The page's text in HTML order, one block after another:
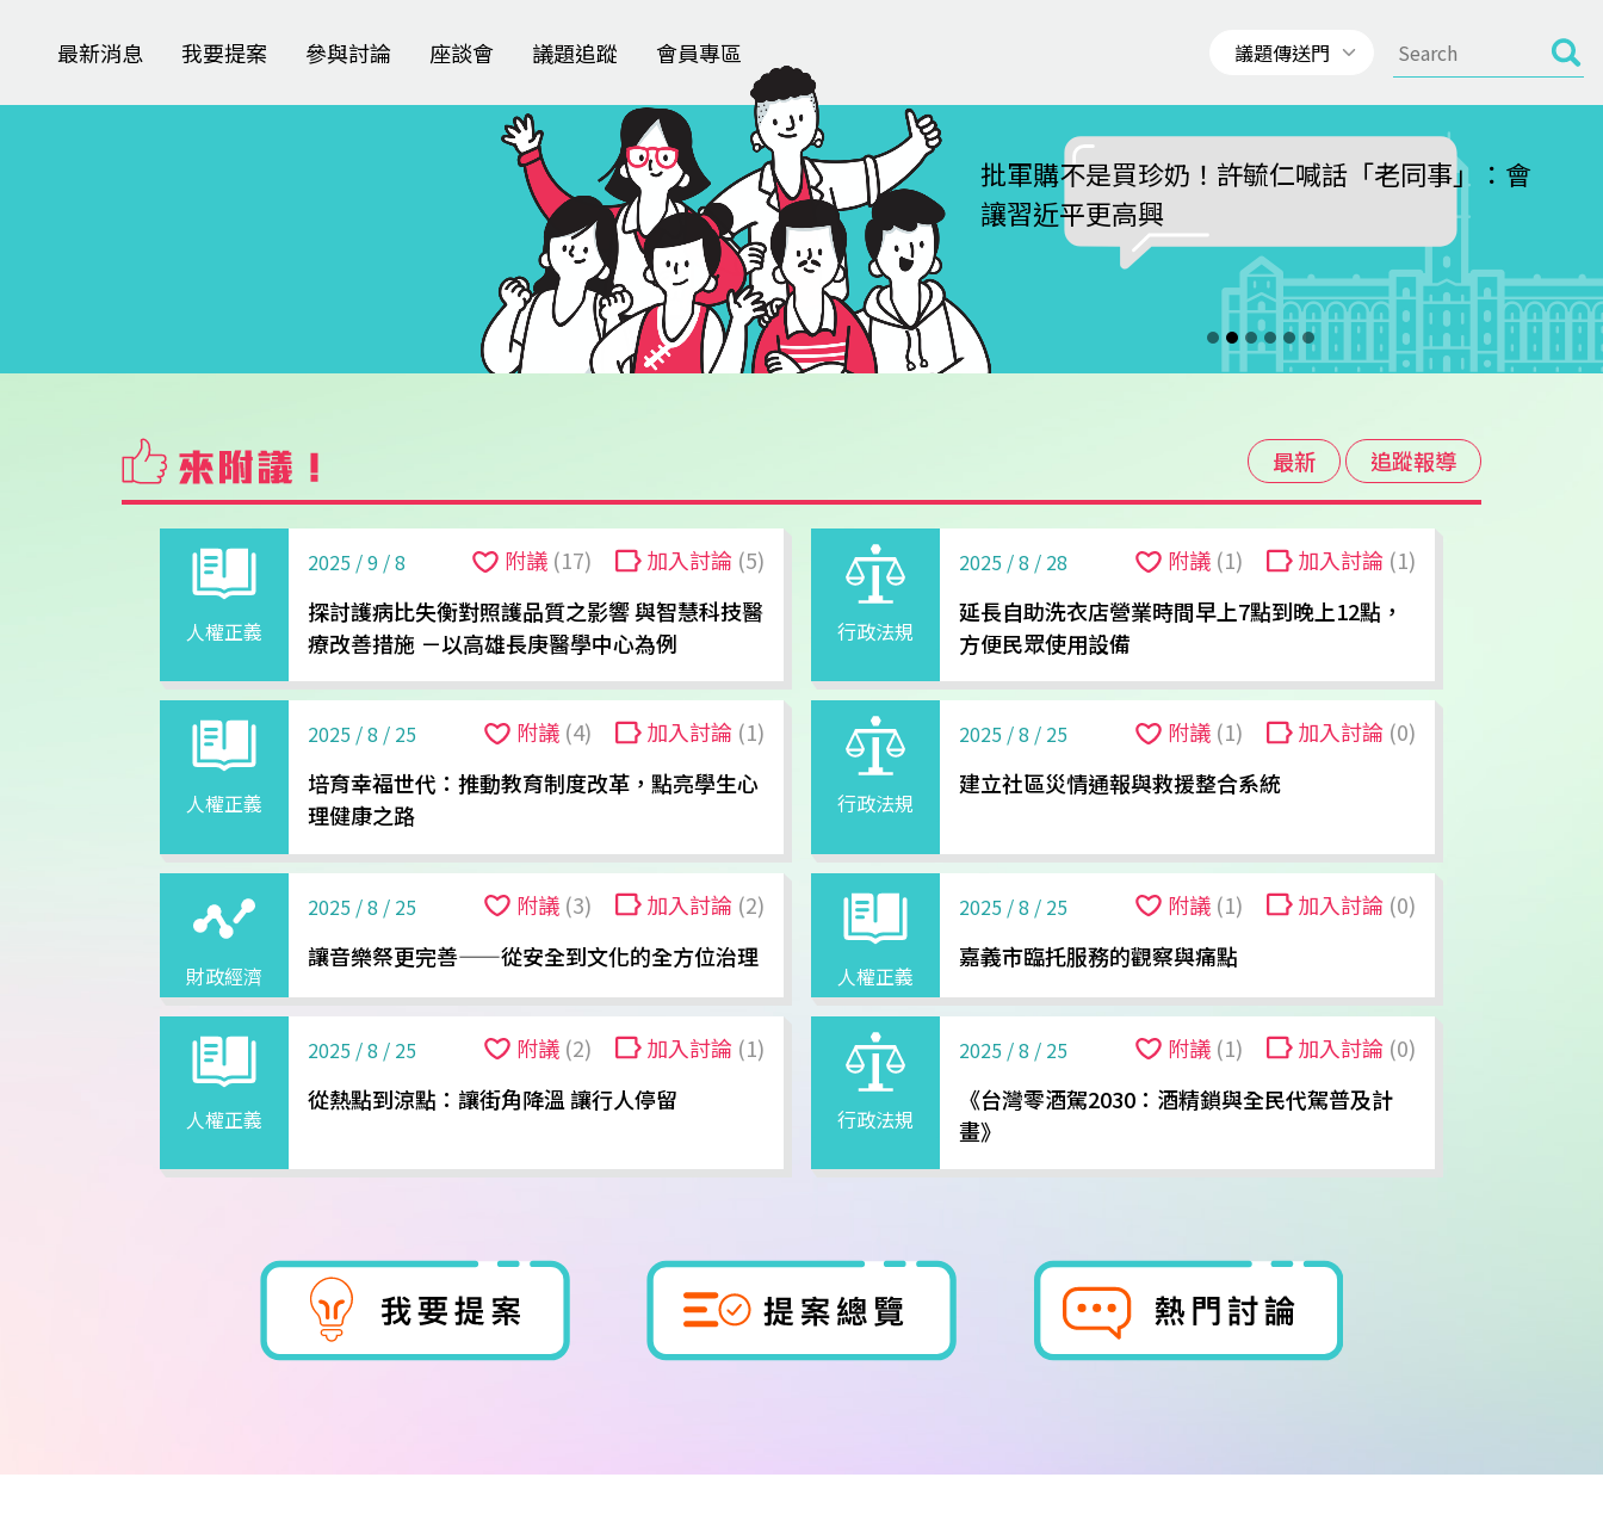
最新消息 我要提案 參與討論 座談會 議題追蹤 會員專區
批軍購不是買珍奶！許毓仁喊話「老同事」：會
讓習近平更高興
最新 追蹤報導
人權正義
2025 / 9 / 8
探討護病比失衡對照護品質之影響 與智慧科技醫
療改善措施 －以高雄長庚醫學中心為例
附議 (17) 加入討論 (5)
行政法規
2025 / 8 / 28
延長自助洗衣店營業時間早上7點到晚上12點，
方便民眾使用設備
附議 (1) 加入討論 (1)
人權正義
2025 / 8 / 25
培育幸福世代：推動教育制度改革，點亮學生心
理健康之路
附議 (4) 加入討論 (1)
行政法規
2025 / 8 / 25
建立社區災情通報與救援整合系統
附議 (1) 加入討論 (0)
財政經濟
2025 / 8 / 25
讓音樂祭更完善——從安全到文化的全方位治理
附議 (3) 加入討論 (2)
人權正義
2025 / 8 / 25
嘉義市臨托服務的觀察與痛點
附議 (1) 加入討論 (0)
人權正義
2025 / 8 / 25
從熱點到涼點：讓街角降溫 讓行人停留
附議 (2) 加入討論 (1)
行政法規
2025 / 8 / 25
《台灣零酒駕2030：酒精鎖與全民代駕普及計
畫》
附議 (1) 加入討論 (0)